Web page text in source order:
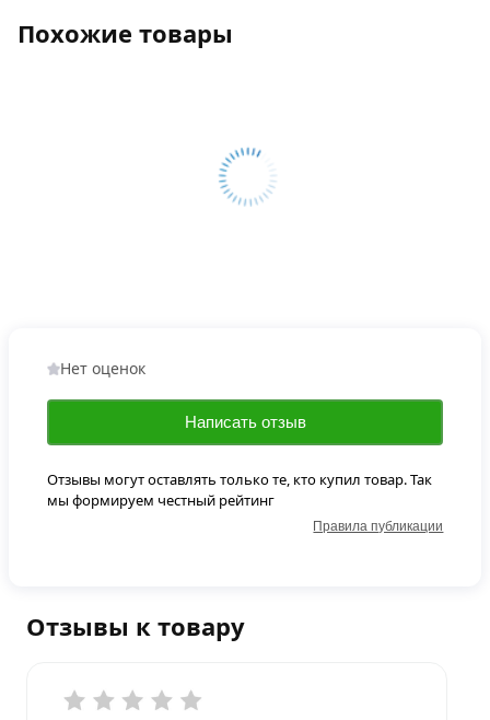
Похожие товары
Отзывы к товару
Нет оценок
Написать отзыв
Отзывы могут оставлять только те, кто купил товар. Так
мы формируем честный рейтинг
Правила публикации